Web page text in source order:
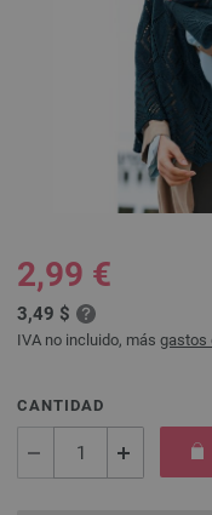
2,99 €
3,49 $
IVA no incluido, más gastos
CANTIDAD